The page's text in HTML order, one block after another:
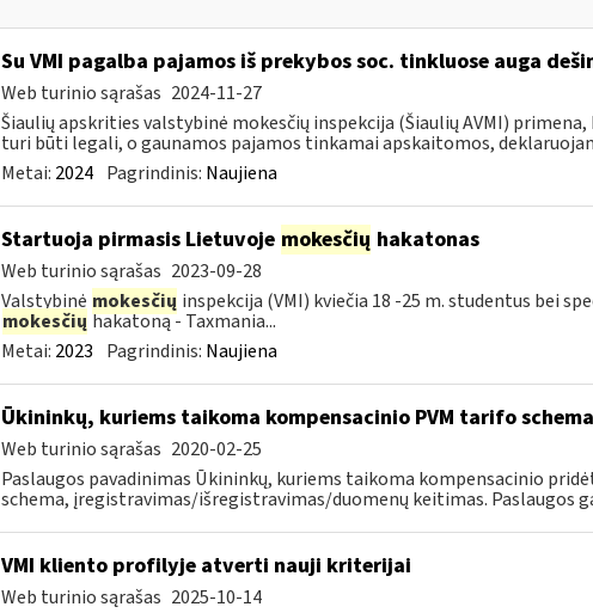
Su VMI pagalba pajamos iš prekybos soc. tinkluose auga
Web turinio sąrašas 2024-11-27
Šiaulių apskrities valstybinė mokesčių inspekcija (Šiaulių AVMI)
turi būti legali, o gaunamos pajamos tinkamai apskaitomos,
Metai: 2024 Pagrindinis: Naujiena
Startuoja pirmasis Lietuvoje mokesčių hakatonas
Web turinio sąrašas 2023-09-28
Valstybinė mokesčių inspekcija (VMI) kviečia 18 -25 m. studentus bei
mokesčių hakatoną - Taxmania...
Metai: 2023 Pagrindinis: Naujiena
Ūkininkų, kuriems taikoma kompensacinio PVM tarifo
Web turinio sąrašas 2020-02-25
Paslaugos pavadinimas Ūkininkų, kuriems taikoma kompensacinio
schema, įregistravimas/išregistravimas/duomenų keitimas. Paslaugos
VMI kliento profilyje atverti nauji kriterijai
Web turinio sąrašas 2025-10-14